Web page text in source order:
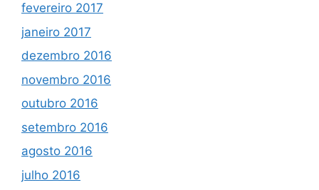
fevereiro 2017
janeiro 2017
dezembro 2016
novembro 2016
outubro 2016
setembro 2016
agosto 2016
julho 2016